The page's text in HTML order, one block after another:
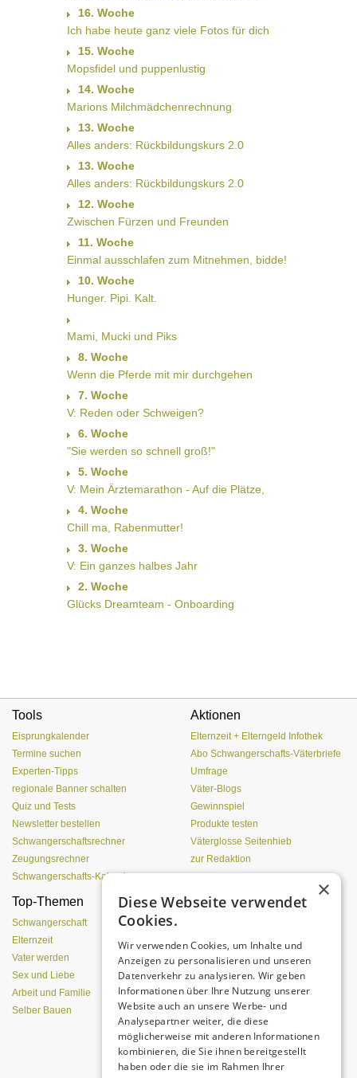
16. Woche
Ich habe heute ganz viele Fotos für dich
15. Woche
Mopsfidel und puppenlustig
14. Woche
Marions Milchmädchenrechnung
13. Woche
Alles anders: Rückbildungskurs 2.0
13. Woche
Alles anders: Rückbildungskurs 2.0
12. Woche
Zwischen Fürzen und Freunden
11. Woche
Einmal ausschlafen zum Mitnehmen, bidde!
10. Woche
Hunger. Pipi. Kalt.
Mami, Mucki und Piks
8. Woche
Wenn die Pferde mit mir durchgehen
7. Woche
V: Reden oder Schweigen?
6. Woche
"Sie werden so schnell groß!"
5. Woche
V: Mein Ärztemarathon - Auf die Plätze,
4. Woche
Chill ma, Rabenmutter!
3. Woche
V: Ein ganzes halbes Jahr
2. Woche
Glücks Dreamteam - Onboarding
Tools
Eisprungkalender
Termine suchen
Experten-Tipps
regionale Banner schalten
Quiz und Tests
Newsletter bestellen
Schwangerschaftsrechner
Zeugungsrechner
Schwangerschafts-Kalender
Aktionen
Elternzeit + Elterngeld Infothek
Abo Schwangerschafts-Väterbriefe
Umfrage
Väter-Blogs
Gewinnspiel
Produkte testen
Väterglosse Seitenhieb
zur Redaktion
Top-Themen
Schwangerschaft
Elternzeit
Vater werden
Sex und Liebe
Arbeit und Familie
Selber Bauen
Einen Lehmofen
Da sind Kinder mit Begeisterung
×
Diese Webseite verwendet
Cookies.
Wir verwenden Cookies, um Inhalte und
Anzeigen zu personalisieren und unseren
Datenverkehr zu analysieren. Wir geben
Informationen über Ihre Nutzung unserer
Website auch an unsere Werbe- und
Analysepartner weiter, die diese
möglicherweise mit anderen Informationen
kombinieren, die Sie ihnen bereitgestellt
haben oder die sie im Rahmen Ihrer